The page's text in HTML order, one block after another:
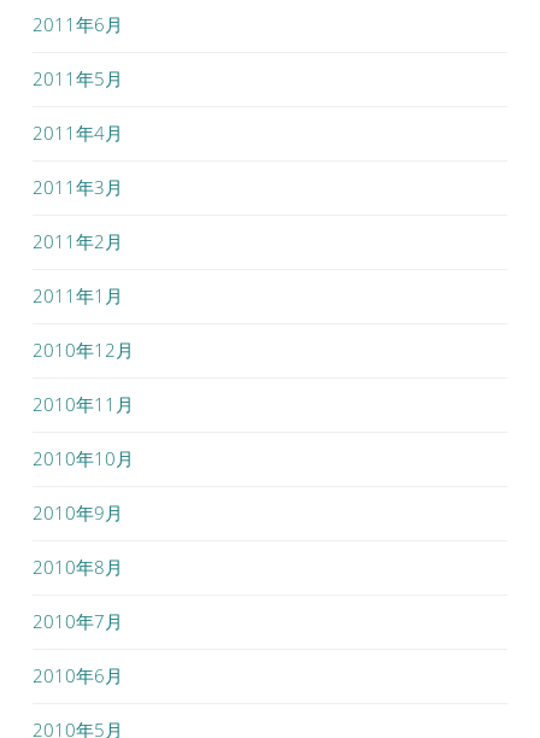
2011年6月
2011年5月
2011年4月
2011年3月
2011年2月
2011年1月
2010年12月
2010年11月
2010年10月
2010年9月
2010年8月
2010年7月
2010年6月
2010年5月